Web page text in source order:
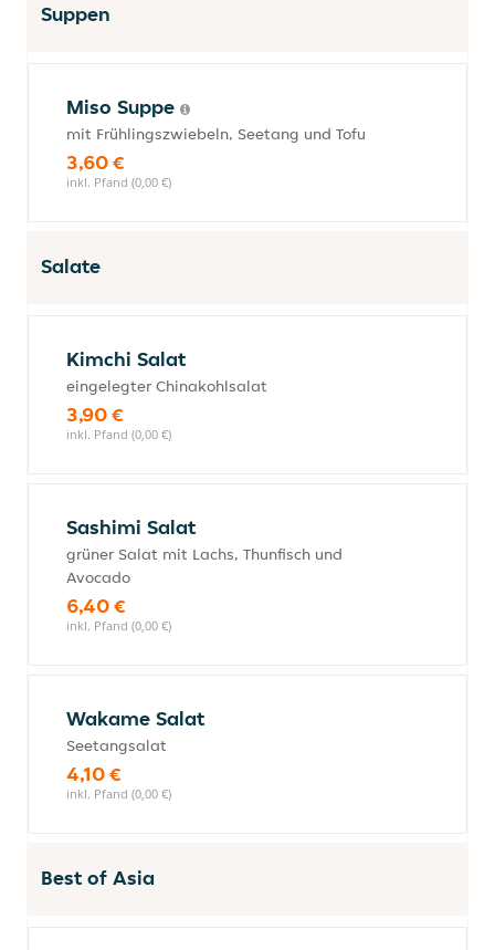
Suppen
Miso Suppe
mit Frühlingszwiebeln, Seetang und Tofu
3,60 €
inkl. Pfand (0,00 €)
Salate
Kimchi Salat
eingelegter Chinakohlsalat
3,90 €
inkl. Pfand (0,00 €)
Sashimi Salat
grüner Salat mit Lachs, Thunfisch und
Avocado
6,40 €
inkl. Pfand (0,00 €)
Wakame Salat
Seetangsalat
4,10 €
inkl. Pfand (0,00 €)
Best of Asia